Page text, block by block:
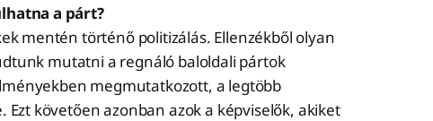
a párt?
mentén történő politizálás. Ellenzékből olyan
mutatni a regnáló baloldali pártok
megmutatkozott, a legtöbb
követően azonban azok a képviselők, akiket